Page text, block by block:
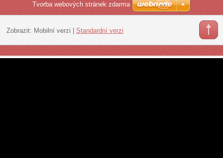
Tvorba webových stránek zdarma
Zobrazit: Mobilní verzi | Standardní verzi